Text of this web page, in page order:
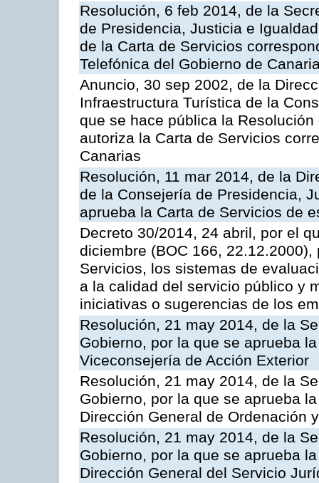
Resolución, 6 feb 2014, de la
de Presidencia, Justicia e
de la Carta de Servicios
Telefónica del Gobierno de
Anuncio, 30 sep 2002, de la
Infraestructura Turística de la
que se hace pública la
autoriza la Carta de Servicios
Canarias
Resolución, 11 mar 2014, de la
de la Consejería de Presidencia,
aprueba la Carta de Servicios de
Decreto 30/2014, 24 abril, por el
diciembre (BOC 166,
Servicios, los sistemas de
a la calidad del servicio público y
iniciativas o sugerencias de los
Resolución, 21 may 2014, de la
Gobierno, por la que se aprueba
Viceconsejería de Acción Exterior
Resolución, 21 may 2014, de la
Gobierno, por la que se aprueba
Dirección General de Ordenación
Resolución, 21 may 2014, de la
Gobierno, por la que se aprueba
Dirección General del Servicio